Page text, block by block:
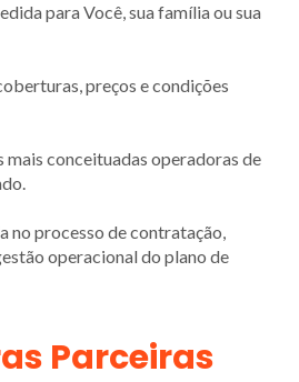
para Você, sua família ou sua
preços e condições
mais conceituadas operadoras de
no processo de contratação,
operacional do plano de
Parceiras